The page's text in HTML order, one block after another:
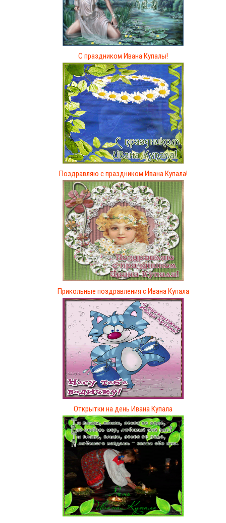
С праздником Ивана Купалы!
Поздравляю с праздником Ивана Купала!
Прикольные поздравления с Ивана Купала
Открытки на день Ивана Купала